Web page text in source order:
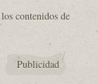
contenidos de
Publicidad